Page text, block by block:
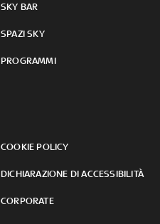
SKY BAR
SPAZI SKY
PROGRAMMI
COOKIE POLICY
DICHIARAZIONE DI ACCESSIBILITÀ
CORPORATE